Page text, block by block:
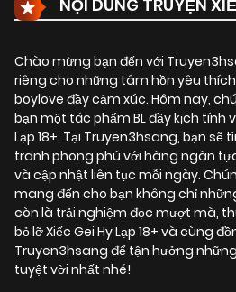
NỘI DUNG TRUYỆN
Chào mừng bạn đến với
riêng cho những tâm hồn yêu
boylove đầy cảm xúc. Hôm nay,
bạn một tác phẩm BL đầy kịch tính
Lạp 18+. Tại Truyen3hsang, bạn sẽ
tranh phong phú với hàng ngàn
và cập nhật liên tục mỗi ngày.
mang đến cho bạn không chỉ
còn là trải nghiệm đọc mượt mà,
bỏ lỡ Xiếc Gei Hy Lạp 18+ và cùng
Truyen3hsang để tận hưởng
tuyệt vời nhất nhé!